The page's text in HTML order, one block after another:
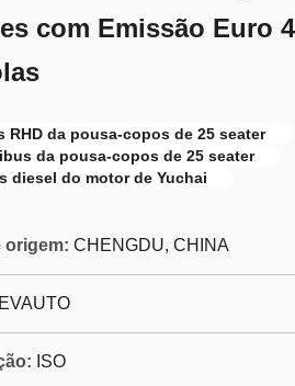
com Emissão Euro
RHD da pousa-copos de 25 seater
da pousa-copos de 25 seater
diesel do motor de Yuchai
origem: CHENGDU, CHINA
ISO